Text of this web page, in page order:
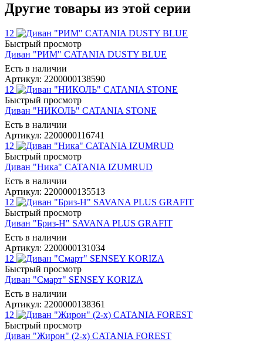
Другие товары из этой серии
12
Быстрый просмотр
Диван "РИМ" CATANIA DUSTY BLUE
Есть в наличии
Артикул: 2200000138590
12
Быстрый просмотр
Диван "НИКОЛЬ" CATANIA STONE
Есть в наличии
Артикул: 2200000116741
12
Быстрый просмотр
Диван "Ника" CATANIA IZUMRUD
Есть в наличии
Артикул: 2200000135513
12
Быстрый просмотр
Диван "Бриз-Н" SAVANA PLUS GRAFIT
Есть в наличии
Артикул: 2200000131034
12
Быстрый просмотр
Диван "Смарт" SENSEY KORIZA
Есть в наличии
Артикул: 2200000138361
12
Быстрый просмотр
Диван "Жирон" (2-х) CATANIA FOREST